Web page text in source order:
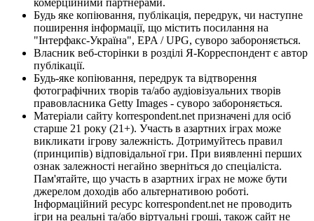
Будь яке копіювання, публікація, передрук, чи наступне
поширення інформації, що містить посилання на
"Інтерфакс-Україна", EPA / UPG, суворо забороняється.
Власник веб-сторінки в розділі Я-Корреспондент є автор
публікації.
Будь-яке копіювання, передрук та відтворення
фотографічних творів та/або аудіовізуальних творів
правовласника Getty Images - суворо забороняється.
Матеріали сайту korrespondent.net призначені для осіб
старше 21 року (21+). Участь в азартних іграх може
викликати ігрову залежність. Дотримуйтесь правил
(принципів) відповідальної гри. При виявленні перших
ознак залежності негайно зверніться до спеціаліста.
Пам'ятайте, що участь в азартних іграх не може бути
джерелом доходів або альтернативою роботі.
Інформаційний ресурс korrespondent.net не проводить
ігри на реальні та/або віртуальні гроші, також сайт не